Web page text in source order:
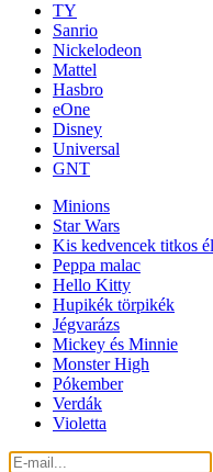
TY
Sanrio
Nickelodeon
Mattel
Hasbro
eOne
Disney
Universal
GNT
Minions
Star Wars
Kis kedvencek titkos
Peppa malac
Hello Kitty
Hupikék törpikék
Jégvarázs
Mickey és Minnie
Monster High
Pókember
Verdák
Violetta